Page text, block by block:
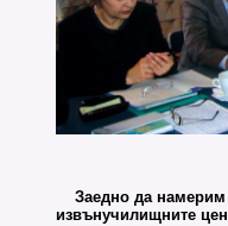
Заедно да намерим
извънучилищните